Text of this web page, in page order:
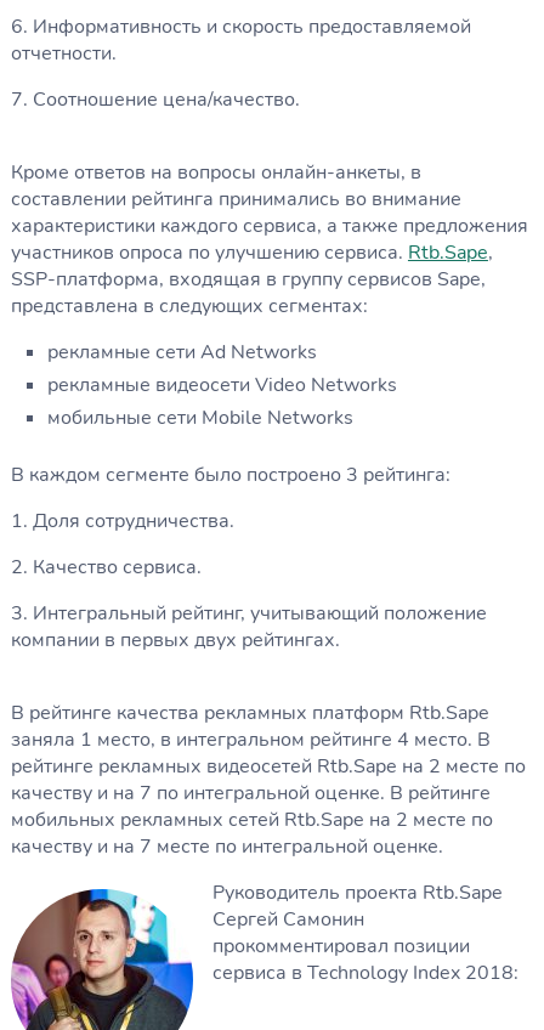
6. Информативность и скорость предоставляемой
отчетности.
7. Соотношение цена/качество.
Кроме ответов на вопросы онлайн-анкеты, в
составлении рейтинга принимались во внимание
характеристики каждого сервиса, а также предложения
участников опроса по улучшению сервиса. Rtb.Sape,
SSP-платформа, входящая в группу сервисов Sape,
представлена в следующих сегментах:
рекламные сети Ad Networks
рекламные видеосети Video Networks
мобильные сети Mobile Networks
В каждом сегменте было построено 3 рейтинга:
1. Доля сотрудничества.
2. Качество сервиса.
3. Интегральный рейтинг, учитывающий положение
компании в первых двух рейтингах.
В рейтинге качества рекламных платформ Rtb.Sape
заняла 1 место, в интегральном рейтинге 4 место. В
рейтинге рекламных видеосетей Rtb.Sape на 2 месте по
качеству и на 7 по интегральной оценке. В рейтинге
мобильных рекламных сетей Rtb.Sape на 2 месте по
качеству и на 7 месте по интегральной оценке.
Руководитель проекта Rtb.Sape
Сергей Самонин
прокомментировал позиции
сервиса в Technology Index 2018: